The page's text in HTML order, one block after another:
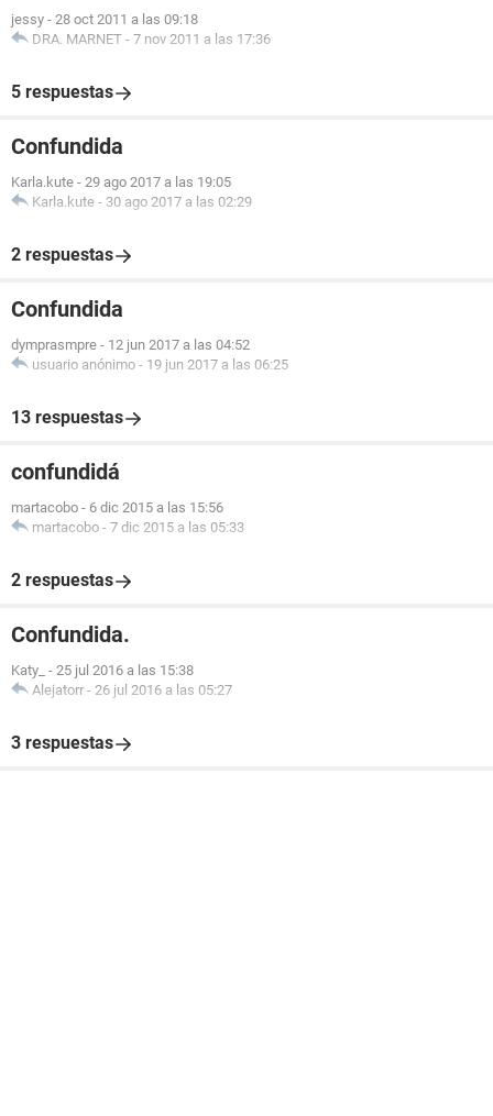
jessy - 28 oct 2011 a las 09:18
DRA. MARNET - 7 nov 2011 a las 17:36
5 respuestas
Confundida
Karla.kute - 29 ago 2017 a las 19:05
Karla.kute - 30 ago 2017 a las 02:29
2 respuestas
Confundida
dymprasmpre - 12 jun 2017 a las 04:52
usuario anónimo - 19 jun 2017 a las 06:25
13 respuestas
confundidá
martacobo - 6 dic 2015 a las 15:56
martacobo - 7 dic 2015 a las 05:33
2 respuestas
Confundida.
Katy_ - 25 jul 2016 a las 15:38
Alejatorr - 26 jul 2016 a las 05:27
3 respuestas